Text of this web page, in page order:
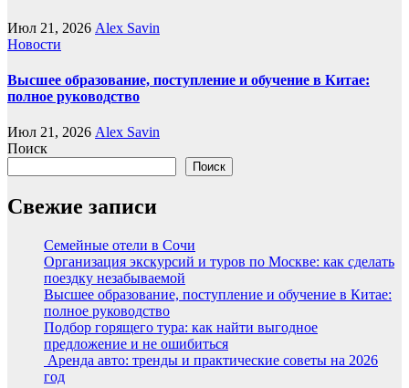
Июл 21, 2026 Alex Savin
Новости
Высшее образование, поступление и обучение в Китае:
полное руководство
Июл 21, 2026 Alex Savin
Поиск
Поиск
Свежие записи
Семейные отели в Сочи
Организация экскурсий и туров по Москве: как сделать
поездку незабываемой
Высшее образование, поступление и обучение в Китае:
полное руководство
Подбор горящего тура: как найти выгодное
предложение и не ошибиться
Аренда авто: тренды и практические советы на 2026
год